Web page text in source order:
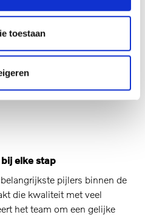
toestaan
elke stap
pijlers binnen de
die kwaliteit met veel
het team om een gelijke